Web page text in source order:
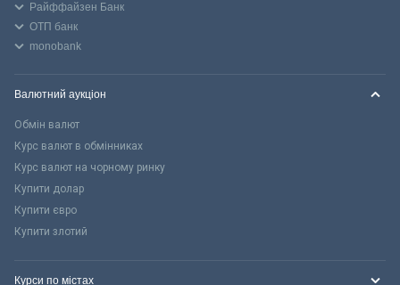
Райффайзен Банк
ОТП банк
monobank
Валютний аукціон
Обмін валют
Курс валют в обмінниках
Курс валют на чорному ринку
Купити долар
Купити євро
Купити злотий
Курси по містах